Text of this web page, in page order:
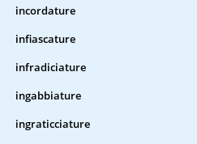
incordature
infiascature
infradiciature
ingabbiature
ingraticciature